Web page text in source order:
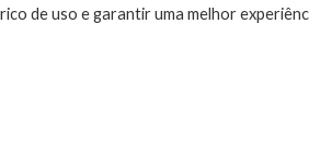
de uso e garantir uma melhor